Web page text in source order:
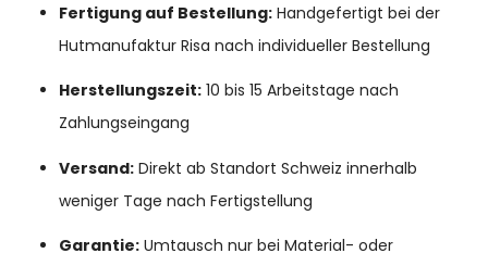
Fertigung auf Bestellung: Handgefertigt bei der
Hutmanufaktur Risa nach individueller Bestellung
Herstellungszeit: 10 bis 15 Arbeitstage nach
Zahlungseingang
Versand: Direkt ab Standort Schweiz innerhalb
weniger Tage nach Fertigstellung
Garantie: Umtausch nur bei Material- oder